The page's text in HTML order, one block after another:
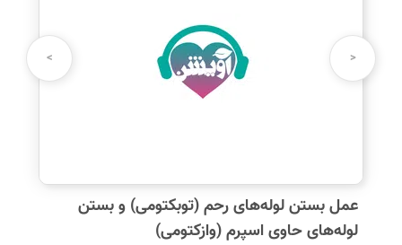
<
>
عمل بستن لوله‌های رحم (توبکتومی) و بستن
لوله‌های حاوی اسپرم (وازکتومی)